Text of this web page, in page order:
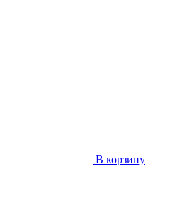
В корзину